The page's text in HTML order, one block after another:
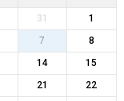
31
1
7
8
14
15
21
22